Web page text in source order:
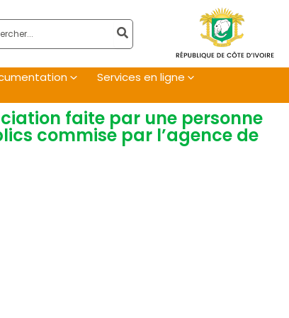
Services en ligne
faite par une personne
commise par l’agence de